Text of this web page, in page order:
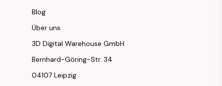
Blog
Über uns
3D Digital Warehouse GmbH
Bernhard-Göring-Str. 34
04107 Leipzig